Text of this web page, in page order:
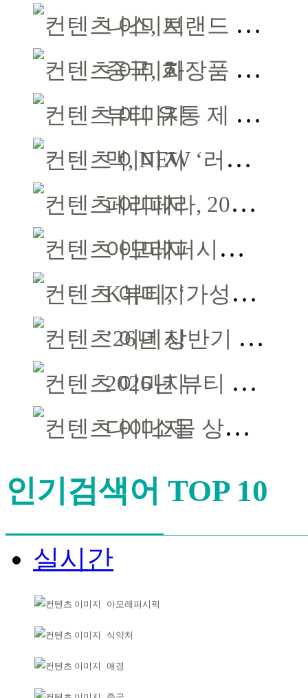
나스, 브랜드 새 얼굴로 배우 ‘문가영’ 발탁
중국, 화장품 허가·등록 대수술… 시험자료 공용 허용
뷰티 유통 제 3지대 ‘오프뷰티’가 떴다
맥, NEW ‘러스터글래스 쉬어 샤인 립스틱’ 출시
페리페라, 2026 올리브영X망그러진 곰 콜라보
아모레퍼시픽, 밋유어뷰티 아카데미 2기 발대식
K뷰티, ‘가성비’ 아닌 ‘프리미엄’으로 승부걸어야
’26년 상반기 화장품 수출 70억 달러 ‘역대 최고’
2026년 뷰티 핵심 트렌드, ‘F.I.N.D’로 읽는다
다이소몰 상반기 결산, ‘뷰티’가 이끌었다
인기검색어 TOP 10
실시간
아모레퍼시픽
식약처
애경